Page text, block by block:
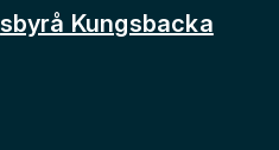
Kungsbacka